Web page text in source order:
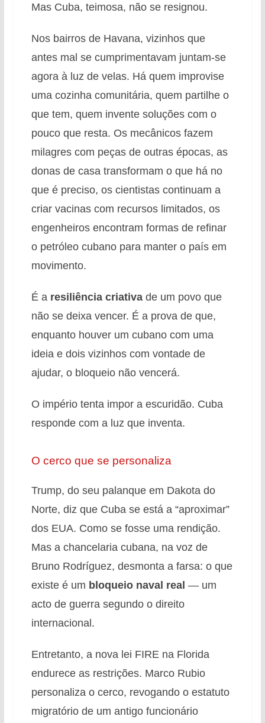
Mas Cuba, teimosa, não se resignou.
Nos bairros de Havana, vizinhos que
antes mal se cumprimentavam juntam-se
agora à luz de velas. Há quem improvise
uma cozinha comunitária, quem partilhe o
que tem, quem invente soluções com o
pouco que resta. Os mecânicos fazem
milagres com peças de outras épocas, as
donas de casa transformam o que há no
que é preciso, os cientistas continuam a
criar vacinas com recursos limitados, os
engenheiros encontram formas de refinar
o petróleo cubano para manter o país em
movimento.
É a resiliência criativade um povo que
não se deixa vencer. É a prova de que,
enquanto houver um cubano com uma
ideia e dois vizinhos com vontade de
ajudar, o bloqueio não vencerá.
O império tenta impor a escuridão. Cuba
responde com a luz que inventa.
O cerco que se personaliza
Trump, do seu palanque em Dakota do
Norte, diz que Cuba se está a “aproximar”
dos EUA. Como se fosse uma rendição.
Mas a chancelaria cubana, na voz de
Bruno Rodríguez, desmonta a farsa: o que
existe é um bloqueio naval real — um
acto de guerra segundo o direito
internacional.
Entretanto, a nova lei FIRE na Florida
endurece as restrições. Marco Rubio
personaliza o cerco, revogando o estatuto
migratório de um antigo funcionário